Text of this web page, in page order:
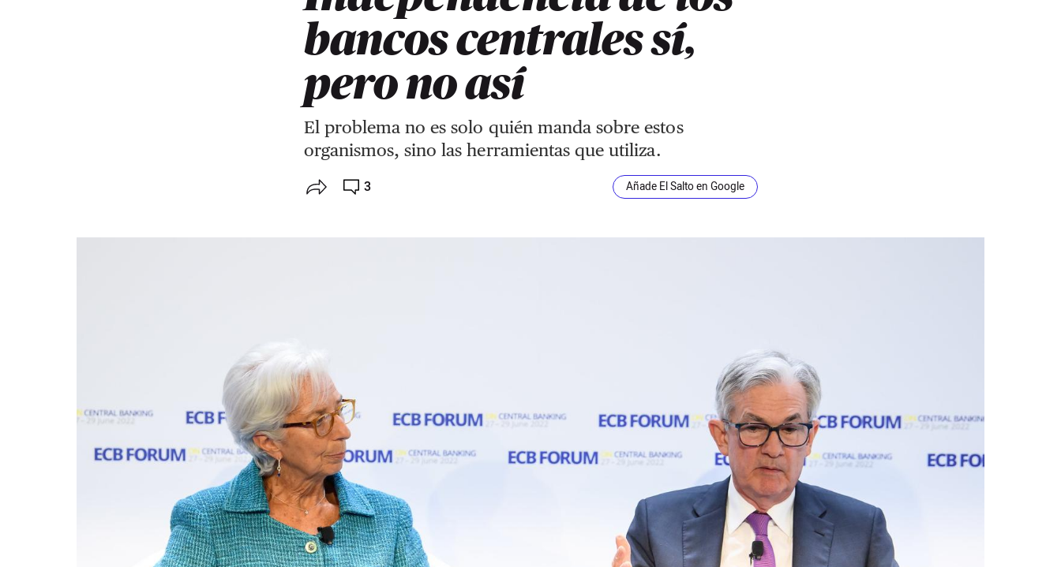
bancos centrales sí,
pero no así
El problema no es solo quién manda sobre estos
organismos, sino las herramientas que utiliza.
3 Añade El Salto en Google